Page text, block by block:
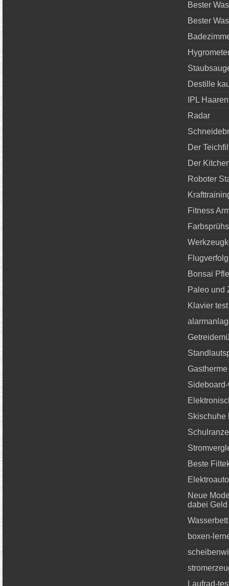
Bester
Bester
Destille
IPL
Radar
Der
Der
Roboter
Fitness
Bonsai
Paleo und
Klavier test
Gastherme
Skischuhe
Beste
Neue
dabei
boxen-
Laufrad-